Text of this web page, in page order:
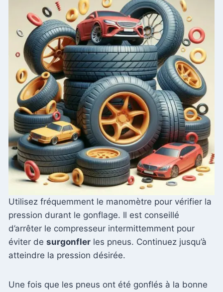
Utilisez fréquemment le manomètre pour vérifier la
pression durant le gonflage. Il est conseillé
d’arrêter le compresseur intermittemment pour
éviter de surgonfler les pneus. Continuez jusqu’à
atteindre la pression désirée.
Une fois que les pneus ont été gonflés à la bonne